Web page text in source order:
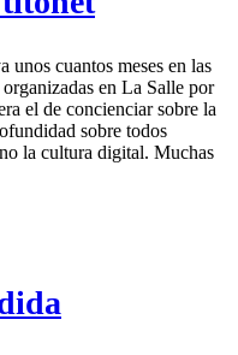
unos cuantos meses en las
en La Salle por
el de concienciar sobre la
sobre todos
la cultura digital. Muchas